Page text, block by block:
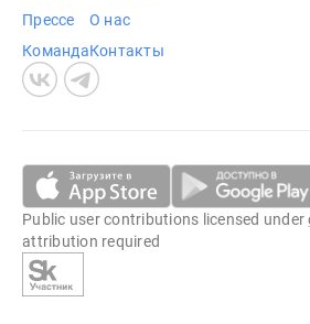
Прессе
Команда
О нас
Контакты
Public user contributions licensed under
attribution required